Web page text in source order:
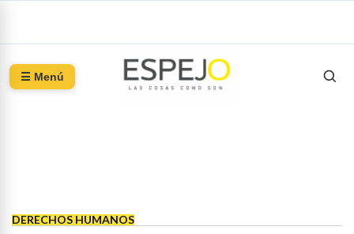
☰ Menú
DERECHOS HUMANOS